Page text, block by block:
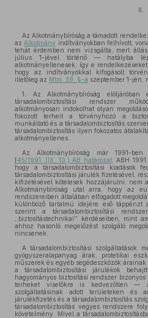
II.
Az Alkotmánybíróság a támadott
az Alkotmány indítványokban felhívott,
tehát érdemben nem vizsgálta, mert
július 1-jével történő — hatályba
alkotmányellenesek, így e rendelkezéseket
hogy az indítványokkal kifogásolt
illetőleg az Mtm. 39. §-a szeptember 1-jén,
1. Az Alkotmánybíróság
társadalombiztosítási rendszer
alkotmányosan indokolhat olyan
fokozott terheit a törvényhozó a
munkáltató és a társadalombiztosítás
társadalombiztosítás ilyen fokozatos
alkotmányellenes.
Az Alkotmánybíróság már 1991-ben
[45/1991. (IX. 10.) AB határozat, ABH
hogy a társadalombiztosítási kiadások
társadalombiztosítási járulék fizetésével,
kifizetésével kötelesek hozzájárulni, nem
Alkotmánybíróság utal arra, hogy az
rendszereiben általában elfogadott
különböző tartalmú idejére eső
szerint a társadalombiztosítási
,,biztosítástechnikai'' kérdéseiben, mint
ahhoz hasonló megelőzést szolgáló
nincsenek.
A társadalombiztosítási szolgáltatások
gyógyszeralapanyag árak, protetikai
műszerek és egyéb segédeszközök
a társadalombiztosítási járulékok
hagyományos biztosítási rendszer
terheket viselőkre is kedvezőtlen —
szolgáltatásinak adott területeken és
járulékfizetés és a társadalombiztosítás
társadalombiztosítás vegyes rendszere
követelmény. Mivel a